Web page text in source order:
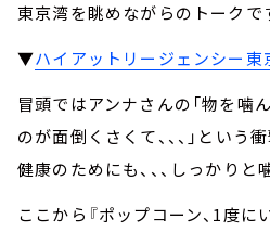
東京湾を眺めながらのトークで
▼ハイアットリージェンシー東
冒頭ではアンナさんの「物を噛
のが面倒くさくて、、、」という
健康のためにも、、、しっかりと
ここから『ポップコーン、1度に